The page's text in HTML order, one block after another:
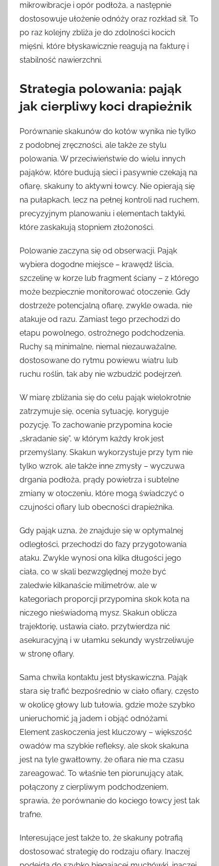
mikrowibracje i opór podłoża, a następnie
dostosowuje ułożenie odnóży oraz rozkład sił. To
po raz kolejny zbliża je do zdolności kocich
mięśni, które błyskawicznie reagują na fakturę i
stabilność nawierzchni.
Strategia polowania: pająk
jak cierpliwy koci drapieżnik
Porównanie skakunów do kotów wynika nie tylko
z podobnej zręczności, ale także ze stylu
polowania. W przeciwieństwie do wielu innych
pająków, które budują sieci i pasywnie czekają na
ofiarę, skakuny to aktywni łowcy. Nie opierają się
na pułapkach, lecz na pełnej kontroli nad ruchem,
precyzyjnym planowaniu i elementach taktyki,
które zaskakują stopniem złożoności.
Polowanie zaczyna się od obserwacji. Pająk
wybiera dogodne miejsce – krawędź liścia,
szczelinę w korze lub fragment ściany – z którego
może bezpiecznie monitorować otoczenie. Gdy
dostrzeże potencjalną ofiarę, zwykle owada, nie
atakuje od razu. Zamiast tego przechodzi do
etapu powolnego, ostrożnego podchodzenia.
Ruchy są minimalne, niemal niezauważalne,
dostosowane do rytmu powiewu wiatru lub
ruchu roślin, tak aby nie wzbudzić podejrzeń.
W miarę zbliżania się do celu pająk wielokrotnie
zatrzymuje się, ocenia sytuację, koryguje
pozycję. To zachowanie przypomina kocie
„skradanie się”, w którym każdy krok jest
przemyślany. Skakun wykorzystuje przy tym nie
tylko wzrok, ale także inne zmysły – wyczuwa
drgania podłoża, prądy powietrza i subtelne
zmiany w otoczeniu, które mogą świadczyć o
czujności ofiary lub obecności drapieżnika.
Gdy pająk uzna, że znajduje się w optymalnej
odległości, przechodzi do fazy przygotowania
ataku. Zwykle wynosi ona kilka długości jego
ciała, co w skali bezwzględnej może być
zaledwie kilkanaście milimetrów, ale w
kategoriach proporcji przypomina skok kota na
niczego nieświadomą mysz. Skakun oblicza
trajektorię, ustawia ciało, przytwierdza nić
asekuracyjną i w ułamku sekundy wystrzeliwuje
w stronę ofiary.
Sama chwila kontaktu jest błyskawiczna. Pająk
stara się trafić bezpośrednio w ciało ofiary, często
w okolicę głowy lub tułowia, gdzie może szybko
unieruchomić ją jadem i objąć odnóżami.
Element zaskoczenia jest kluczowy – większość
owadów ma szybkie refleksy, ale skok skakuna
jest na tyle gwałtowny, że ofiara nie ma czasu
zareagować. To właśnie ten piorunujący atak,
połączony z cierpliwym podchodzeniem,
sprawia, że porównanie do kociego łowcy jest tak
trafne.
Interesujące jest także to, że skakuny potrafią
dostosować strategię do rodzaju ofiary. Inaczej